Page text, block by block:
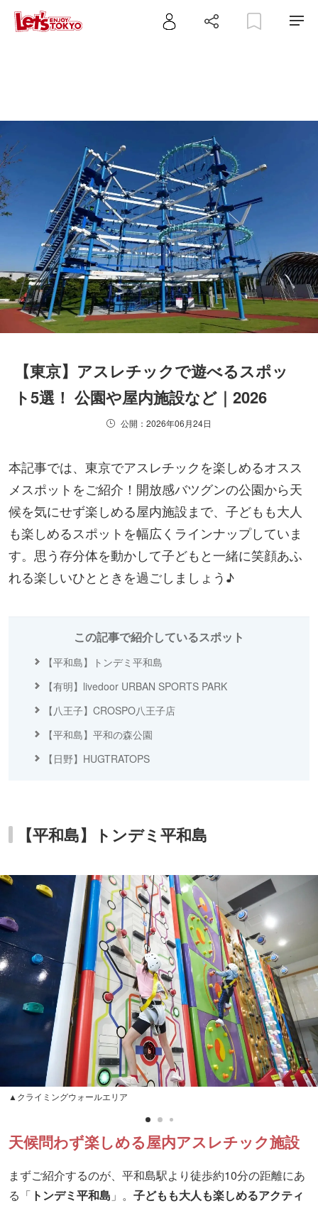
【東京】アスレチックで遊べるスポッ
ト5選！ 公園や屋内施設など｜2026
公開：2026年06月24日
本記事では、東京でアスレチックを楽しめるオスス
メスポットをご紹介！開放感バツグンの公園から天
候を気にせず楽しめる屋内施設まで、子どもも大人
も楽しめるスポットを幅広くラインナップしていま
す。思う存分体を動かして子どもと一緒に笑顔あふ
れる楽しいひとときを過ごしましょう♪
この記事で紹介しているスポット
【平和島】トンデミ平和島
【有明】livedoor URBAN SPORTS PARK
【八王子】CROSPO八王子店
【平和島】平和の森公園
【日野】HUGTRATOPS
【平和島】トンデミ平和島
▲クライミングウォールエリア
天候問わず楽しめる屋内アスレチック施設
まずご紹介するのが、平和島駅より徒歩約10分の距離にあ
る「 トンデミ平和島 」。 子どもも大人も楽しめるアクティ